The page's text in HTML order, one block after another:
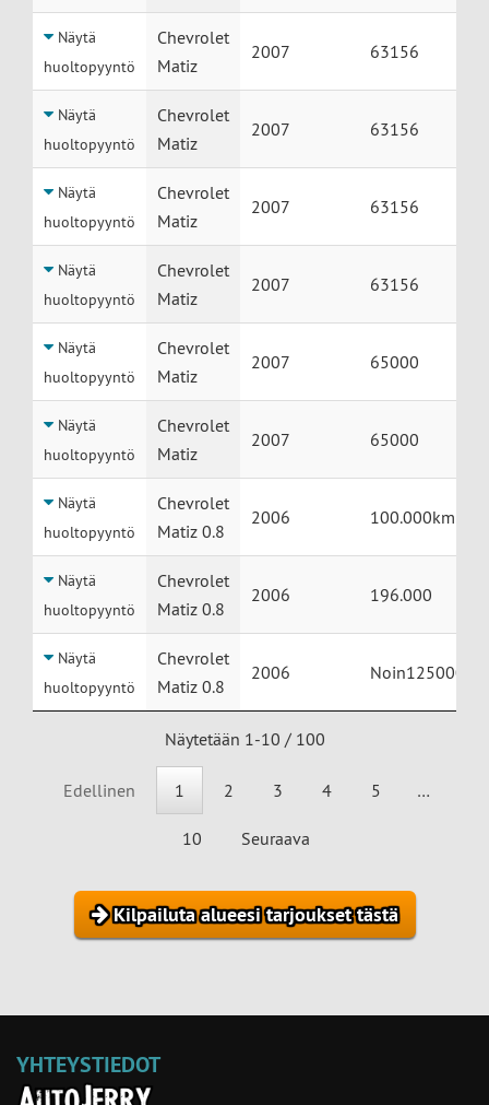
Näytä
huoltopyyntö
Chevrolet
Matiz
2007 63156
Näytä
huoltopyyntö
Chevrolet
Matiz
2007 63156
Näytä
huoltopyyntö
Chevrolet
Matiz
2007 63156
Näytä
huoltopyyntö
Chevrolet
Matiz
2007 63156
Näytä
huoltopyyntö
Chevrolet
Matiz
2007 65000
Näytä
huoltopyyntö
Chevrolet
Matiz
2007 65000
Näytä
huoltopyyntö
Chevrolet
Matiz 0.8
2006 100.000km
Näytä
huoltopyyntö
Chevrolet
Matiz 0.8
2006 196.000
Näytä
huoltopyyntö
Chevrolet
Matiz 0.8
2006 Noin125000km
Näytetään 1-10 / 100
Edellinen 1 2 3 4 5 …
10 Seuraava
Kilpailuta alueesi tarjoukset tästä
YHTEYSTIEDOT